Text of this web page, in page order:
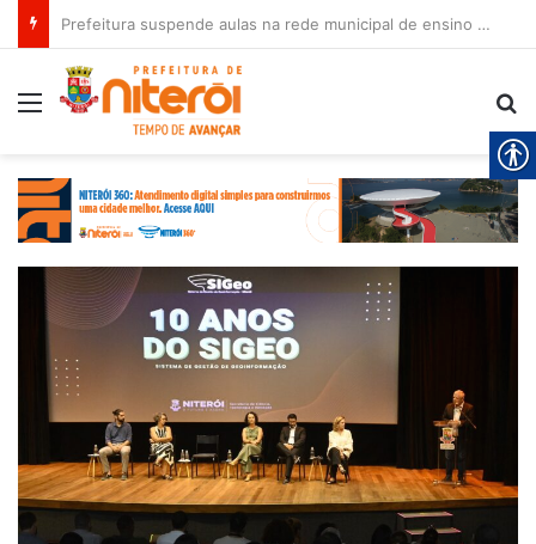
Prefeitura suspende aulas na rede municipal de ensino nesta sexta-feira (7)
Menu